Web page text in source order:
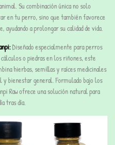
Su combinación única no solo
en tu perro, sino que también favorece
a prolongar su calidad de vida.
Diseñado especialmente para perros
o piedras en los riñones, este
hierbas, semillas y raíces medicinales
y bienestar general. Formulado bajo los
Raw ofrece una solución natural para
tras día.